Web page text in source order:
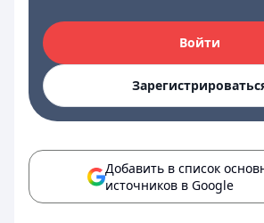
Войти
Добавить в список
источников в Google